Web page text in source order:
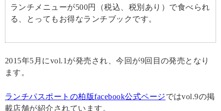
ランチメニューが500円（税込、税別あり）で食べられ
る、とってもお得なランチブックです。
2015年5月にvol.1が発売され、今回が9回目の発売となり
ます。
ランチパスポートの柏版facebook公式ページではvol.9の掲
載店舗が紹介されています。